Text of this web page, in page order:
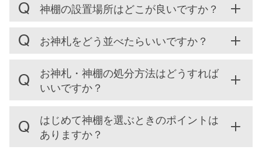
神棚の設置場所はどこが良いですか？
お神札をどう並べたらいいですか？
お神札・神棚の処分方法はどうすれば
いいですか？
はじめて神棚を選ぶときのポイントは
ありますか？